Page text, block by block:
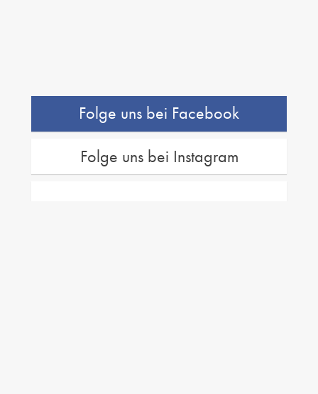
Folge uns bei Facebook
Folge uns bei Instagram